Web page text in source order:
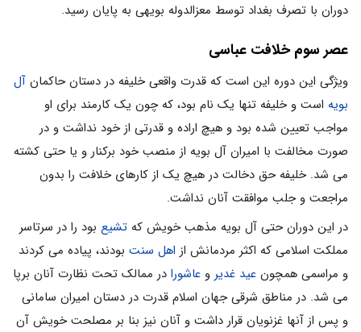
دوران با تصرف بغداد توسط معزالدوله بویهی به پایان رسید.
عصر سوم خلافت عباسی
ویژگی این دوره این است که قدرت واقعی خلیفه در دستان حاکمان آل
بویه است و خلیفه تنها یک نام بود، که چون یک کارمند برای او
مواجب تعیین شده بود و هیچ اراده و قدرتی از خود نداشت و در
صورت مخالفت با امیران آل بویه از منصب خود برکنار و یا حتی کشته
می شد. خلیفه حق دخالت در هیچ یک از کارهای خلافت را بدون
مراجعت و جلب موافقت آنان نداشت.
در این دوران حتی آل بویه مذهب خویش که تشیع بود را در سرتاسر
مملکت اسلامی که اکثر مردمانش از اهل سنت بودند، پیاده می کردند
و مراسمی همچون عید غدیر و عاشورا در ممالک تحت نظارت آنان برپا
می شد. در مناطق شرقی جهان اسلام قدرت در دستان امیران سامانی
و پس از آنها غزنویان قرار داشت و آنان نیز بنا بر مصلحت خویش آن